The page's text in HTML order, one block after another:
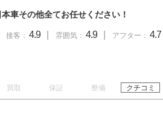
車その他全てお任せください！
接客： 4.9 雰囲気： 4.9 アフター： 4.7
買取 保証 整備 クチコミ